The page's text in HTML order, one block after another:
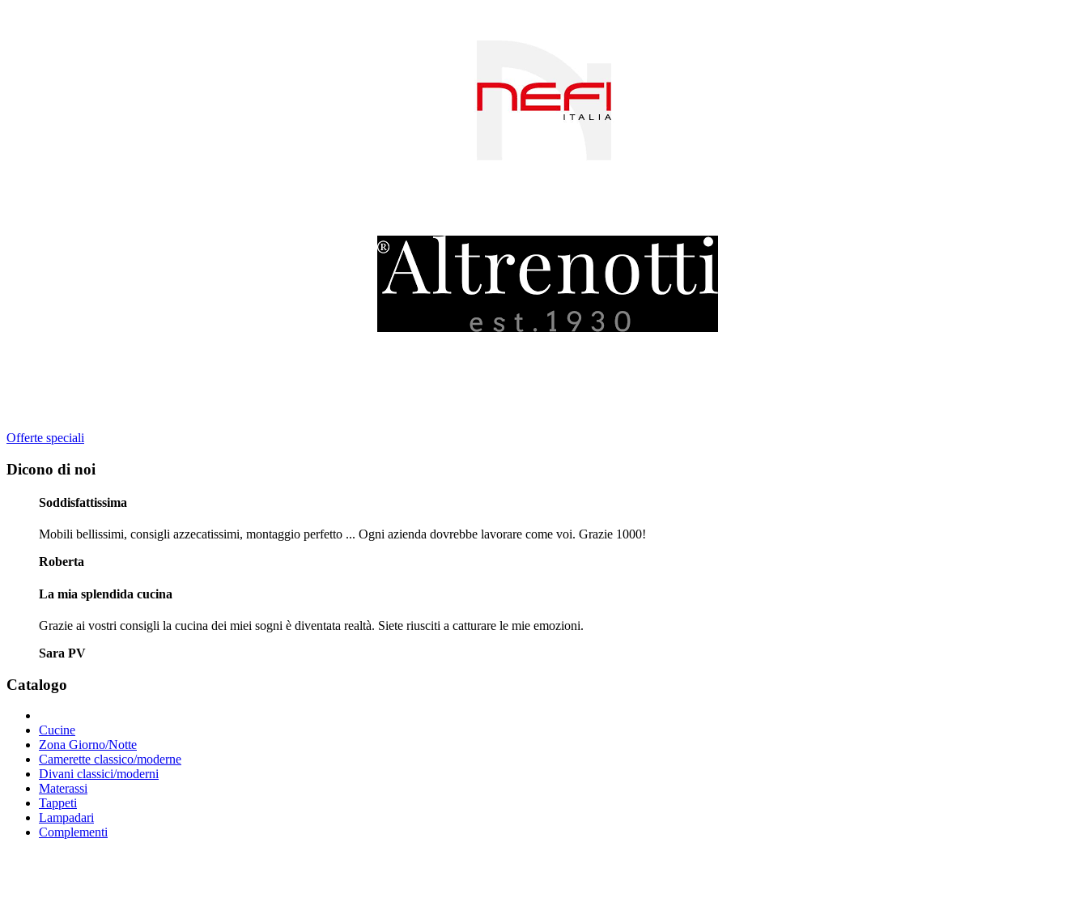
Offerte speciali
Dicono di noi
Soddisfattissima
Mobili bellissimi, consigli azzecatissimi, montaggio perfetto ... Ogni azienda dovrebbe lavorare come voi. Grazie 1000!
Roberta
La mia splendida cucina
Grazie ai vostri consigli la cucina dei miei sogni è diventata realtà. Siete riusciti a catturare le mie emozioni.
Sara PV
Catalogo
Cucine
Zona Giorno/Notte
Camerette classico/moderne
Divani classici/moderni
Materassi
Tappeti
Lampadari
Complementi